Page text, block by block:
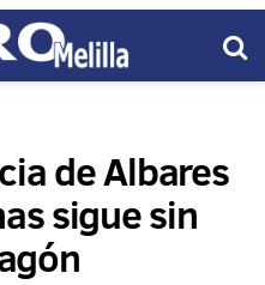
de Albares
sigue sin